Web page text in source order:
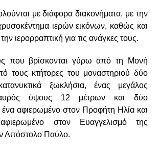
με διάφορα διακονήματα, με την
ιερών εικόνων, καθώς και
ιερορραπτική για τις ανάγκες τους.
που βρίσκονται γύρω από τη Μονή
τους κτήτορες του μοναστηριού δύο
ξωκλήσια, ένας μεγάλος
ύψους 12 μέτρων και δύο
αφιερωμένο στον Προφήτη Ηλία και
στον Ευαγγελισμό της
Απόστολο Παύλο.